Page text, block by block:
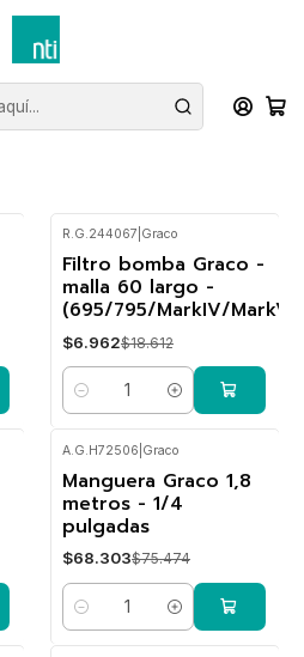
-63%
OFF
R.G.244067 Graco
Filtro bomba Graco -
malla 60 largo -
(695/795/MarkIV/MarkV)
$6.962$18.612
Cantidad
-10%
OFF
A.G.H72506 Graco
Manguera Graco 1,8
metros - 1/4
pulgadas
$68.303$75.474
Cantidad